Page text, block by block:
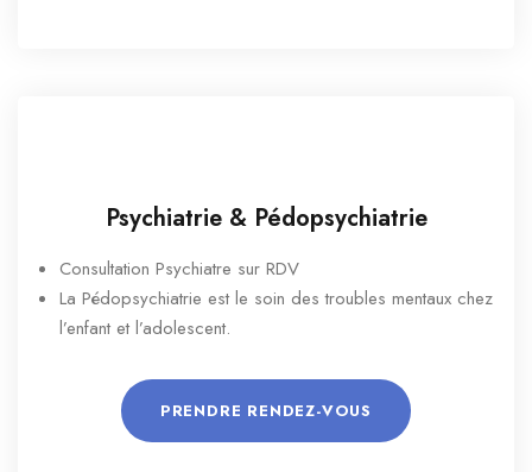
Psychiatrie & Pédopsychiatrie
Consultation Psychiatre sur RDV
La Pédopsychiatrie est le soin des troubles mentaux chez
l’enfant et l’adolescent.
PRENDRE RENDEZ-VOUS